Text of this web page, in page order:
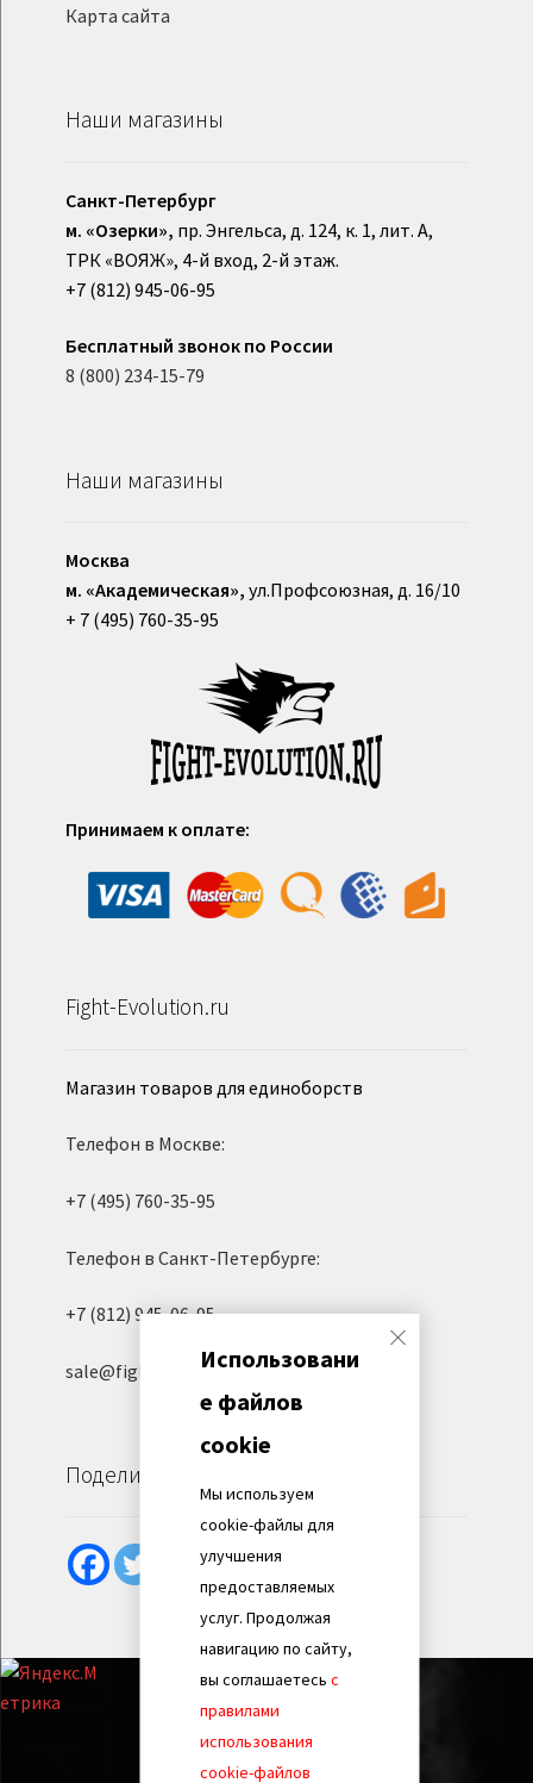
Карта сайта
Наши магазины
Санкт-Петербург
м. «Озерки», пр. Энгельса, д. 124, к. 1, лит. А,
ТРК «ВОЯЖ», 4-й вход, 2-й этаж.
+7 (812) 945-06-95
Бесплатный звонок по России
8 (800) 234-15-79
Наши магазины
Москва
м. «Академическая», ул.Профсоюзная, д. 16/10
+ 7 (495) 760-35-95
Принимаем к оплате:
Fight-Evolution.ru
Магазин товаров для единоборств
Телефон в Москве:
+7 (495) 760-35-95
Телефон в Санкт-Петербурге:
+7 (812) 945-06-95
sale@fight-evolution.ru
Поделиться
Использовани
е файлов
cookie
Мы используем
cookie-файлы для
улучшения
предоставляемых
услуг. Продолжая
навигацию по сайту,
вы соглашаетесь с
правилами
использования
cookie-файлов